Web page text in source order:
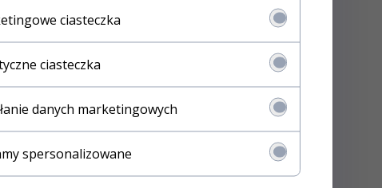
ciasteczka
ciasteczka
danych marketingowych
spersonalizowane